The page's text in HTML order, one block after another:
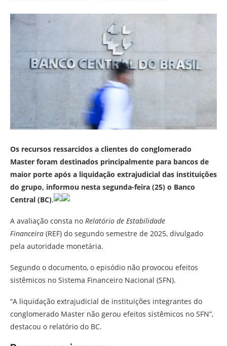
Os recursos ressarcidos a clientes do conglomerado
Master foram destinados principalmente para bancos de
maior porte após a liquidação extrajudicial das instituições
do grupo, informou nesta segunda-feira (25) o Banco
Central (BC).
A avaliação consta no Relatório de Estabilidade
Financeira (REF) do segundo semestre de 2025, divulgado
pela autoridade monetária.
Segundo o documento, o episódio não provocou efeitos
sistêmicos no Sistema Financeiro Nacional (SFN).
“A liquidação extrajudicial de instituições integrantes do
conglomerado Master não gerou efeitos sistêmicos no SFN”,
destacou o relatório do BC.